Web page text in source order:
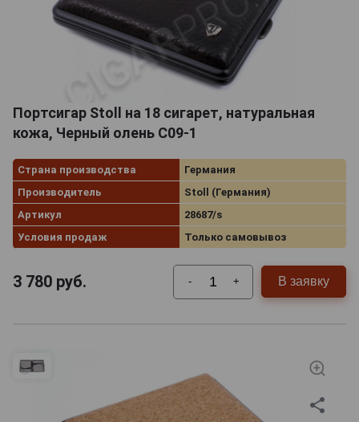
Портсигар Stoll на 18 сигарет, натуральная
кожа, Черный олень C09-1
Страна производства
Германия
Производитель
Stoll (Германия)
Артикул
28687/s
Условия продаж
Только самовывоз
3 780 руб. - + В заявку